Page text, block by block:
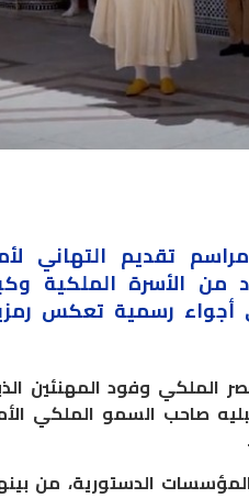
اليوم الأربعاء 27 ماي، مراسم تقديم التهاني
من الأسرة الملكية
أجواء رسمية تعكس
الملكي وفود المهنئين
صاحب السمو الملكي
الدستورية، من